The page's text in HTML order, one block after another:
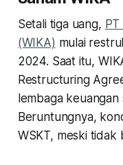
Setali tiga uang,
(WIKA) mulai
2024. Saat itu,
Restructuring
lembaga keuangan
Beruntungnya,
WSKT, meski tidak